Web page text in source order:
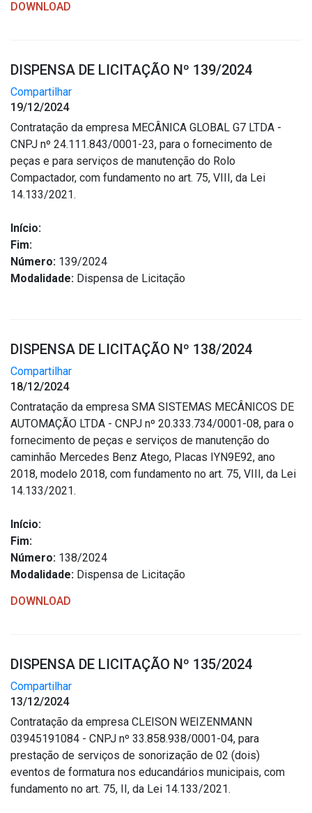
DOWNLOAD
DISPENSA DE LICITAÇÃO Nº 139/2024
Compartilhar
19/12/2024
Contratação da empresa MECÂNICA GLOBAL G7 LTDA -
CNPJ nº 24.111.843/0001-23, para o fornecimento de
peças e para serviços de manutenção do Rolo
Compactador, com fundamento no art. 75, VIII, da Lei
14.133/2021.
Início:
Fim:
Número: 139/2024
Modalidade: Dispensa de Licitação
DISPENSA DE LICITAÇÃO Nº 138/2024
Compartilhar
18/12/2024
Contratação da empresa SMA SISTEMAS MECÂNICOS DE
AUTOMAÇÃO LTDA - CNPJ nº 20.333.734/0001-08, para o
fornecimento de peças e serviços de manutenção do
caminhão Mercedes Benz Atego, Placas IYN9E92, ano
2018, modelo 2018, com fundamento no art. 75, VIII, da Lei
14.133/2021.
Início:
Fim:
Número: 138/2024
Modalidade: Dispensa de Licitação
DOWNLOAD
DISPENSA DE LICITAÇÃO Nº 135/2024
Compartilhar
13/12/2024
Contratação da empresa CLEISON WEIZENMANN
03945191084 - CNPJ nº 33.858.938/0001-04, para
prestação de serviços de sonorização de 02 (dois)
eventos de formatura nos educandários municipais, com
fundamento no art. 75, II, da Lei 14.133/2021.